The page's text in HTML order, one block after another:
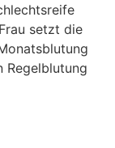
setzt die
Regelblutung